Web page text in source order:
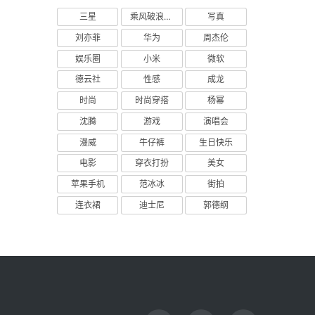
三星 乘风破浪的姐姐
写真
刘亦菲
华为
周杰伦
娱乐圈
小米
微软
德云社
性感
成龙
时尚
时尚穿搭
杨幂
沈腾
游戏
演唱会
漫威
牛仔裤
生日快乐
电影
穿衣打扮
美女
苹果手机
范冰冰
街拍
连衣裙
迪士尼 郭德纲